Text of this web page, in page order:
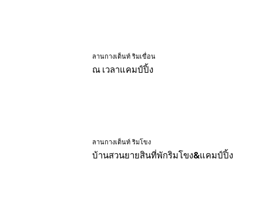
ลานกางเต็นท์ ริมเขื่อน
ณ เวลาแคมป์ปิ้ง
ลานกางเต็นท์ ริมโขง
บ้านสวนยายสินที่พักริมโขง&แคมป์ปิ้ง